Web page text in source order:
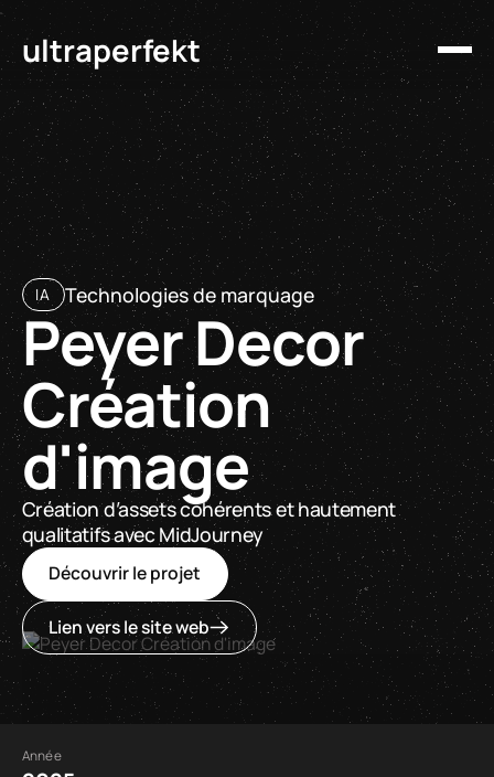
ultraperfekt
IA Technologies de marquage
Peyer Decor
Création
d'image
Création d’assets cohérents et hautement
qualitatifs avec MidJourney
Découvrir le projet
Lien vers le site web
Année